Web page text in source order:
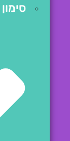
סימון